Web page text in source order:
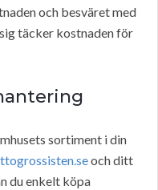
och besväret med
täcker kostnaden för
sortiment i din
och ditt
du enkelt köpa